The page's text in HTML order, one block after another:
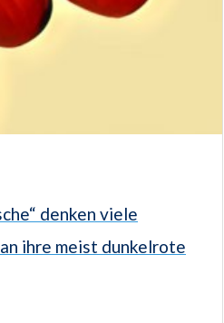
denken viele
ihre meist dunkelrote